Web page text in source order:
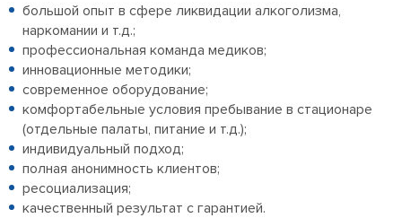
большой опыт в сфере ликвидации алкоголизма,
наркомании и т.д.;
профессиональная команда медиков;
инновационные методики;
современное оборудование;
комфортабельные условия пребывание в стационаре
(отдельные палаты, питание и т.д.);
индивидуальный подход;
полная анонимность клиентов;
ресоциализация;
качественный результат с гарантией.